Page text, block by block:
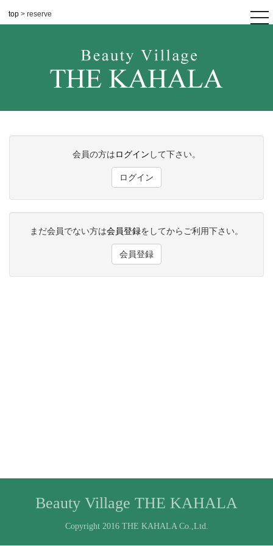
top > reserve
会員の方はログイン して下さい。
ログイン
まだ会員でない方は会員登録をしてからご利用下さい。
会員登録
Beauty Village THE KAHALA
Copyright 2016 THE KAHALA Co.,Ltd.